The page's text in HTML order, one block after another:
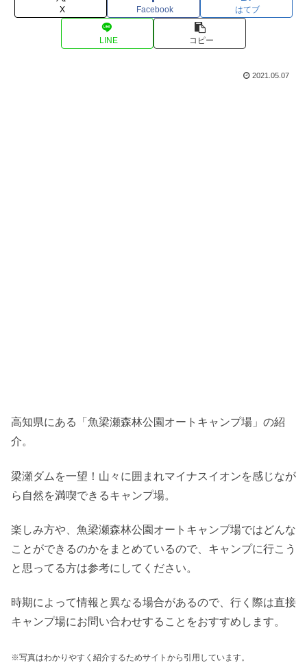
X Facebook はてブ
LINE コピー
2021.05.07
高知県にある「魚梁瀬森林公園オートキャンプ場」の紹
介。
梁瀬ダムを一望！山々に囲まれマイナスイオンを感じなが
ら自然を満喫できるキャンプ場。
楽しみ方や、魚梁瀬森林公園オートキャンプ場ではどんな
ことができるのかをまとめているので、キャンプに行こう
と思ってる方は参考にしてください。
時期によって情報と異なる場合があるので、行く際は直接
キャンプ場にお問い合わせすることをおすすめします。
※写真はわかりやすく紹介するためサイトから引用しています。